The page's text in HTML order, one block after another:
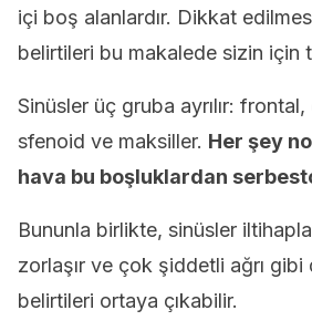
içi boş alanlardır. Dikkat
belirtileri bu makalede sizin için
Sinüsler üç gruba ayrılır:
sfenoid ve maksiller. Her şey
hava bu boşluklardan
Bununla birlikte, sinüsler
zorlaşır ve çok şiddetli ağrı gibi
belirtileri ortaya çıkabilir.